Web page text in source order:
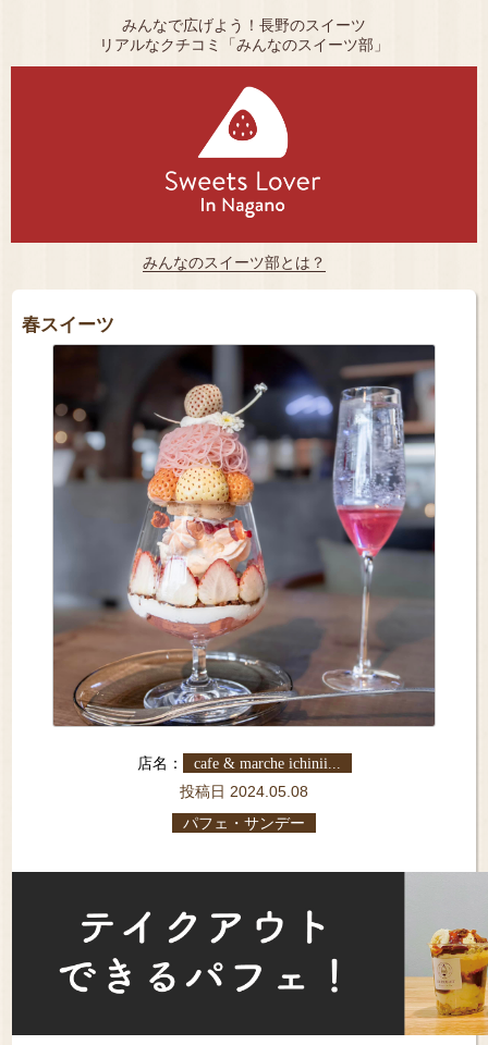
みんなで広げよう！長野のスイーツ
リアルなクチコミ「みんなのスイーツ部」
みんなのスイーツ部とは？
春スイーツ
店名： cafe & marche ichinii...
投稿日 2024.05.08
パフェ・サンデー